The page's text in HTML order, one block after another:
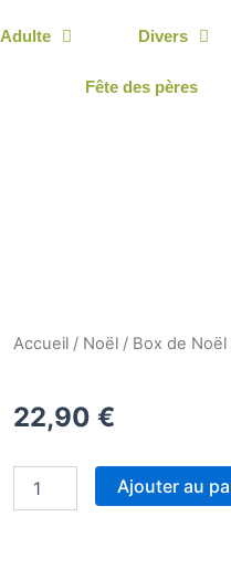
Adulte Divers
Fête des pères
Accueil / Noël / Box de
22,90 €
Ajouter au